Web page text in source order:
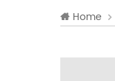
Home